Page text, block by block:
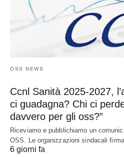
OSS NEWS
Ccnl Sanità 2025-2027,
ci guadagna? Chi ci
davvero per gli oss?”
Riceviamo e pubblichiamo un
OSS. Le organizzazioni sindacali
6 giorni fa